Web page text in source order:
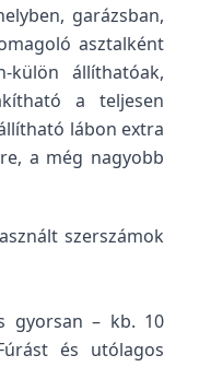
garázsban,
asztalként
állíthatóak,
a teljesen
lábon extra
a még nagyobb
szerszámok
gyorsan – kb. 10
és utólagos